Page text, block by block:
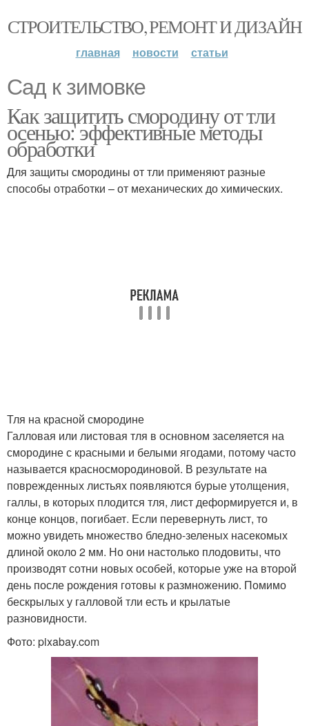
СТРОИТЕЛЬСТВО, РЕМОНТ И ДИЗАЙН
главная новости статьи
Сад к зимовке
Как защитить смородину от тли
осенью: эффективные методы
обработки
Для защиты смородины от тли применяют разные
способы отработки – от механических до химических.
Тля на красной смородине
Галловая или листовая тля в основном заселяется на
смородине с красными и белыми ягодами, потому часто
называется красносмородиновой. В результате на
поврежденных листьях появляются бурые утолщения,
галлы, в которых плодится тля, лист деформируется и, в
конце концов, погибает. Если перевернуть лист, то
можно увидеть множество бледно-зеленых насекомых
длиной около 2 мм. Но они настолько плодовиты, что
производят сотни новых особей, которые уже на второй
день после рождения готовы к размножению. Помимо
бескрылых у галловой тли есть и крылатые
разновидности.
Фото: pixabay.com